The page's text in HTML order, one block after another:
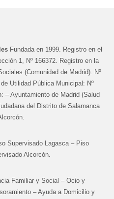
Fundada en 1999. Registro en el
1, Nº 166372. Registro en la
(Comunidad de Madrid): Nº
Utilidad Pública Municipal: Nº
– Ayuntamiento de Madrid (Salud
del Distrito de Salamanca
Supervisado Lagasca – Piso
Alcorcón.
Familiar y Social – Ocio y
– Ayuda a Domicilio y